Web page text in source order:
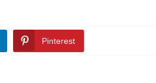
Pinterest